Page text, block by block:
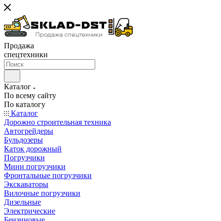
Продажа
спецтехники
Каталог
По всему сайту
По каталогу
Каталог
Дорожно строительная техника
Автогрейдеры
Бульдозеры
Каток дорожный
Погрузчики
Мини погрузчики
Фронтальные погрузчики
Экскаваторы
Вилочные погрузчики
Дизельные
Электрические